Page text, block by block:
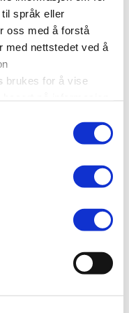
språk eller
oss med å forstå
med nettstedet ved å
brukes for å vise
Kjøp
Kjøp